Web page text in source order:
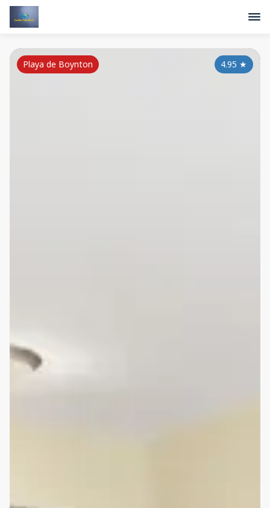
4.95 ★
Playa de Boynton